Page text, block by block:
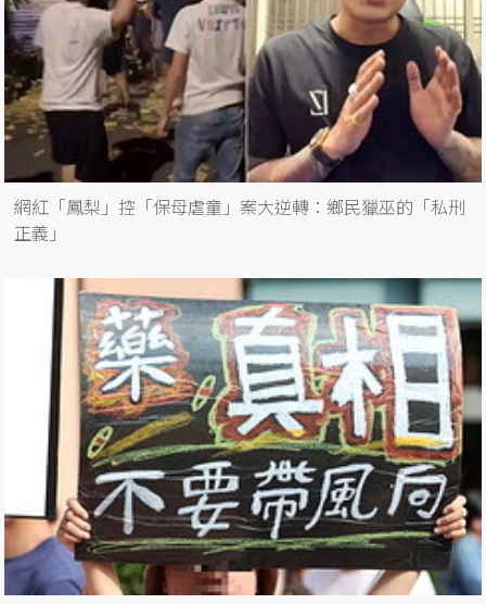
網紅「鳳梨」控「保母虐童」案大逆轉：鄉民獵巫的「私刑
正義」